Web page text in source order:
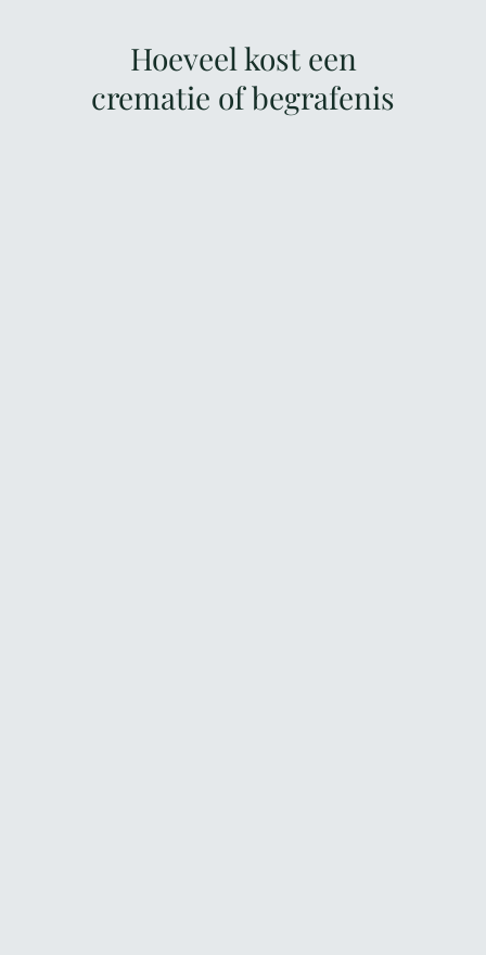
Hoeveel kost een
crematie of begrafenis